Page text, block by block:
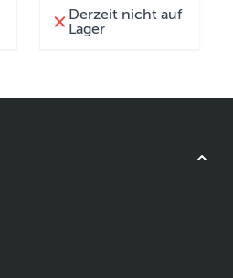
Derzeit nicht auf
Lager